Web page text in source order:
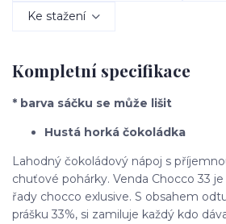
Ke stažení
Kompletní specifikace
* barva sáčku se může lišit
Hustá horká čokoládka
Lahodný čokoládový nápoj s
chuťové pohárky. Venda Chocco 33
řady chocco exlusive. S obsahem
prášku 33%, si zamiluje každý kdo